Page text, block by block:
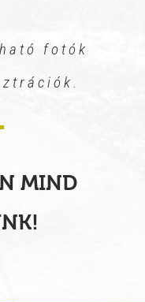
fotók
MIND